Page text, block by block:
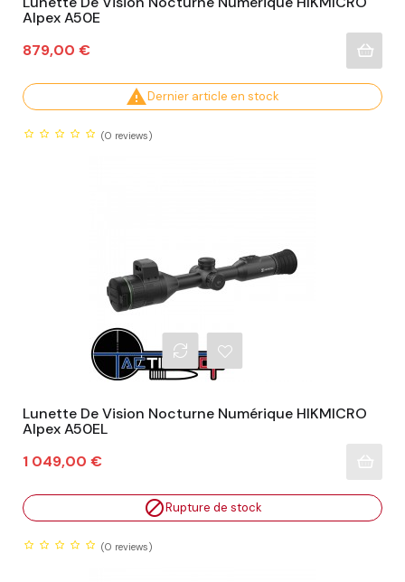
Alpex A50E
Prix
879,00 €
Dernier article en stock
(0 reviews)
Lunette De Vision Nocturne Numérique HIKMICRO
Alpex A50EL
Prix
1 049,00 €
Rupture de stock
(0 reviews)